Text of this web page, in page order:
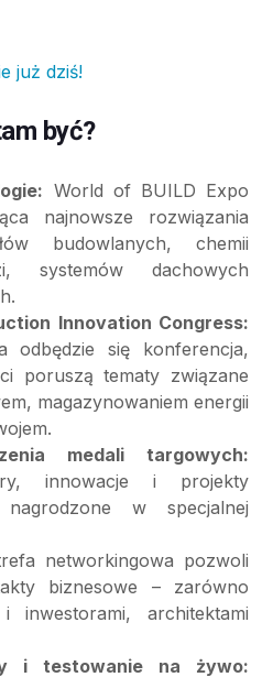
już dziś!
być?
World of BUILD Expo
najnowsze rozwiązania
budowlanych, chemii
systemów dachowych
Innovation Congress:
odbędzie się konferencja,
poruszą tematy związane
magazynowaniem energii
medali targowych:
innowacje i projekty
w specjalnej
networkingowa pozwoli
biznesowe – zarówno
architektami
i testowanie na żywo: